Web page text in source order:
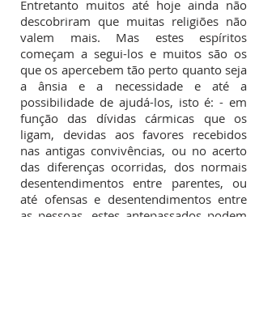
Entretanto muitos até hoje ainda não
descobriram que muitas religiões não
valem mais. Mas estes espíritos
começam a segui-los e muitos são os
que os apercebem tão perto quanto seja
a ânsia e a necessidade e até a
possibilidade de ajudá-los, isto é: - em
função das dívidas cármicas que os
ligam, devidas aos favores recebidos
nas antigas convivências, ou no acerto
das diferenças ocorridas, dos normais
desentendimentos entre parentes, ou
até ofensas e desentendimentos entre
as pessoas, estes antepassados podem